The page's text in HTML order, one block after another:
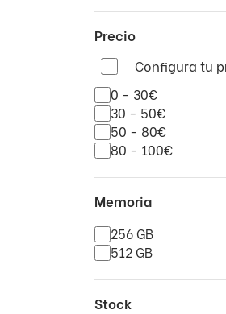
Precio
Configura tu
0 - 30€
30 - 50€
50 - 80€
80 - 100€
Memoria
256 GB
512 GB
Stock